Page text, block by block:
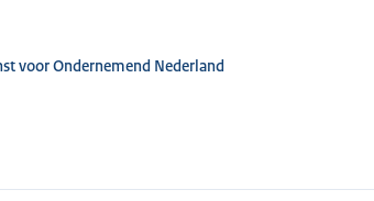
voor Ondernemend Nederland